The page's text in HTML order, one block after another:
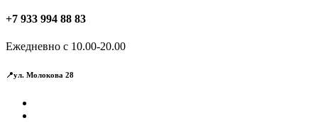
+7 933 994 88 83
Ежедневно с 10.00-20.00
📍ул. Молокова 28